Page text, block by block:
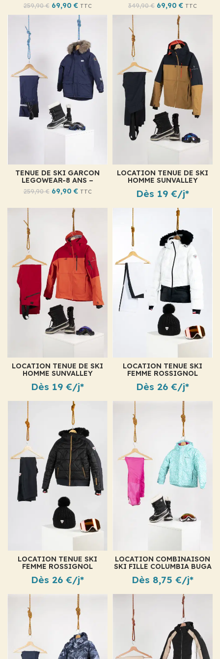
259,90€ 69,90 € TTC 349,90€ 69,90 € TTC
TENUE DE SKI GARCON
LEGOWEAR-8 ANS –
259,90€ 69,90 € TTC
LOCATION TENUE DE SKI
HOMME SUNVALLEY
Dès 19 €/j*
LOCATION TENUE DE SKI
HOMME SUNVALLEY
DARKYL RED
Dès 19 €/j*
LOCATION TENUE SKI
FEMME ROSSIGNOL
JOSERAY
Dès 26 €/j*
LOCATION TENUE SKI
FEMME ROSSIGNOL
VENTINA
Dès 26 €/j*
LOCATION COMBINAISON
SKI FILLE COLUMBIA BUGA
Dès 8,75 €/j*